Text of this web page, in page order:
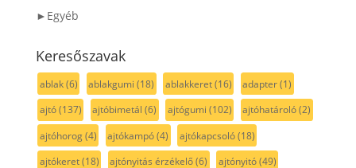
►Egyéb
Keresőszavak
ablak(6) ablakgumi (18) ablakkeret(16) adapter(1)
ajtó(137) ajtóbimetál (6) ajtógumi (102) ajtóhatároló(2)
ajtóhorog(4) ajtókampó(4) ajtókapcsoló(18)
ajtókeret(18) ajtónyitás érzékelő(6) ajtónyitó(49)